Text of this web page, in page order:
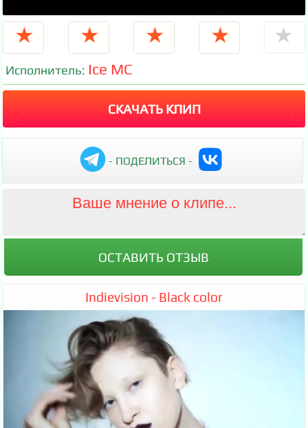
★ ★ ★ ★ ★
Исполнитель: Ice MC
СКАЧАТЬ КЛИП
- ПОДЕЛИТЬСЯ -
Indievision - Black color